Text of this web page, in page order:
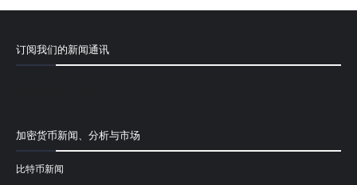
订阅我们的新闻通讯
加密货币新闻、分析与市场
比特币新闻